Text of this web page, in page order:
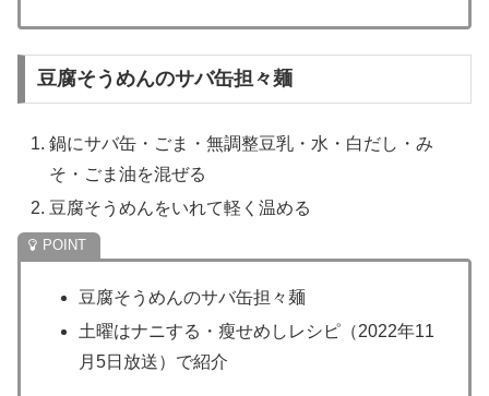
豆腐そうめんのサバ缶担々麺
鍋にサバ缶・ごま・無調整豆乳・水・白だし・み
そ・ごま油を混ぜる
豆腐そうめんをいれて軽く温める
豆腐そうめんのサバ缶担々麺
土曜はナニする・瘦せめしレシピ（2022年11
月5日放送）で紹介